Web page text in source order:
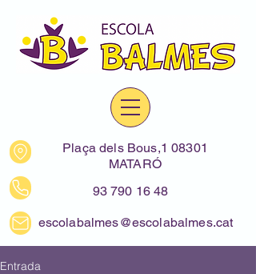
Plaça dels Bous,1 08301
MATARÓ
93 790 16 48
escolabalmes@escolabalmes.cat
Entrada